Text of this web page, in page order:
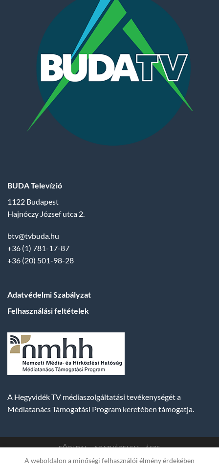
BUDA Televízió
1122 Budapest
Hajnóczy József utca 2.
btv@tvbuda.hu
+36 (1) 781-17-87
+36 (20) 501-98-28
Adatvédelmi Szabályzat
Felhasználási feltételek
A Hegyvidék TV médiaszolgáltatási tevékenységét a
Médiatanács Támogatási Program keretében támogatja.
FŐOLDAL ADATVÉDELEM ÁSZF
Copyright 2007-2026 © BUDA TV | Hegyvidék Média
A weboldalon a minőségi felhasználói élmény érdekében